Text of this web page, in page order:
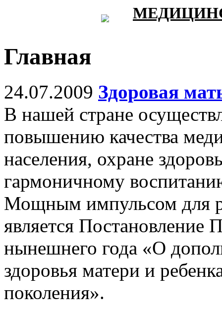
Главная
24.07.2009 Здоровая
В нашей стране
повышению качества
населения, охране
гармоничному
Мощным импульсом для
является Постановление
нынешнего года «О
здоровья матери и
поколения».